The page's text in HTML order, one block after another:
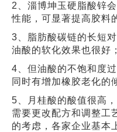
2、淄博坤玉硬脂酸锌
性能，可显著提高胶料
3、脂肪酸碳链的长短
油酸的软化效果也很好；
4、但油酸的不饱和度
同时有增加橡胶老化的
5、月桂酸的酸值很高
需要更改配方和调整工
的考虑，各家企业基本